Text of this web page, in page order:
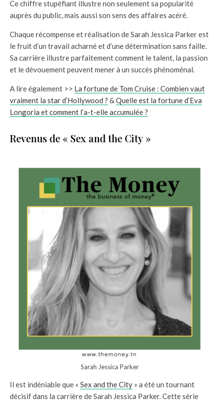
Ce chiffre stupéfiant illustre non seulement sa popularité
auprès du public, mais aussi son sens des affaires acéré.
Chaque récompense et réalisation de Sarah Jessica Parker est
le fruit d’un travail acharné et d’une détermination sans faille.
Sa carrière illustre parfaitement comment le talent, la passion
et le dévouement peuvent mener à un succès phénoménal.
A lire également >> La fortune de Tom Cruise : Combien vaut
vraiment la star d’Hollywood ? &Quelle est la fortune d’Eva
Longoria et comment l’a-t-elle accumulée ?
Revenus de « Sex and the City »
Sarah Jessica Parker
Il est indéniable que « Sex and the City » a été un tournant
décisif dans la carrière de Sarah Jessica Parker. Cette série